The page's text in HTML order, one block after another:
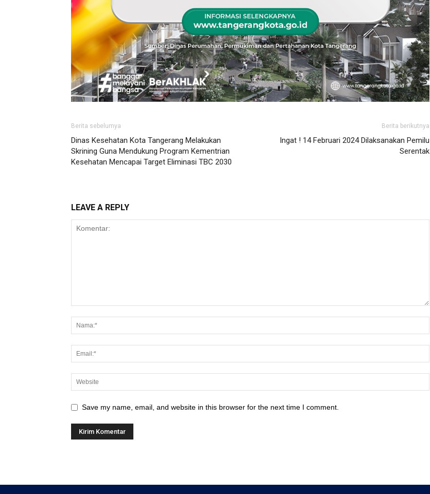
Berita sebelumya
Dinas Kesehatan Kota Tangerang Melakukan
Skrining Guna Mendukung Program Kementrian
Kesehatan Mencapai Target Eliminasi TBC 2030
Berita berikutnya
Ingat ! 14 Februari 2024 Dilaksanakan Pemilu
Serentak
LEAVE A REPLY
Save my name, email, and website in this browser for the next time I comment.